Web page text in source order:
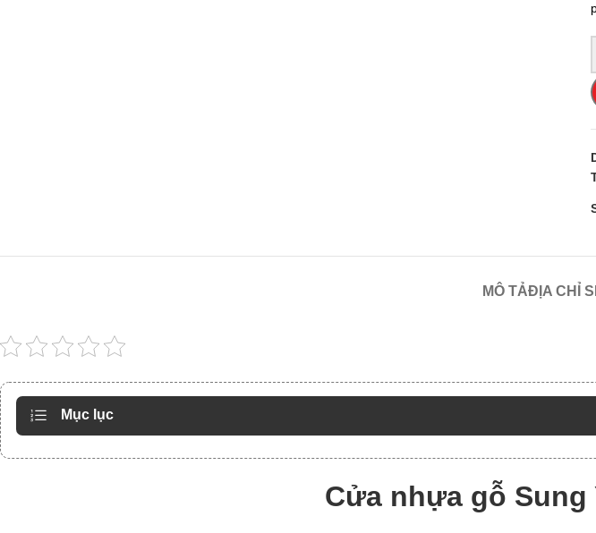
MÔ TẢĐỊA CHỈ
Mục lục
Cửa nhựa gỗ Sung